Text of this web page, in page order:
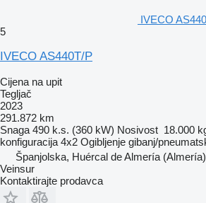
IVECO
5
IVECO AS440T/P
Cijena na upit
Tegljač
2023
291.872 km
Snaga 490 k.s. (360 kW) Nosivost 18.000
konfiguracija 4x2 Ogibljenje gibanj/
Španjolska, Huércal de Almería (Almería)
Veinsur
Kontaktirajte prodavca